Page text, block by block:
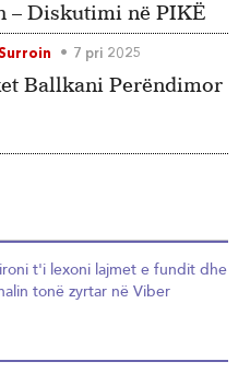
– Diskutimi në PIKË
7 pri 2025
Ballkani Perëndimor
t'i lexoni lajmet e fundit dhe
tonë zyrtar në Viber